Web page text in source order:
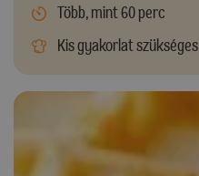
Több, mint 60 perc
Kis gyakorlat szükséges